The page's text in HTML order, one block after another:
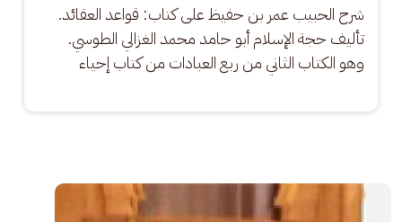
شرح الحبيب عمر بن حفيظ على كتاب: قواعد العقائد.
تأليف حجة الإسلام أبو حامد محمد الغزالي الطوسي.
وهو الكتاب الثاني من ربع العبادات من كتاب إحياء
الصورة